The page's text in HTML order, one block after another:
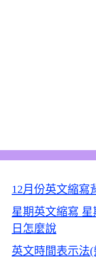
12月份英文縮寫
星期英文縮寫 星
日怎麼說
英文時間表示法